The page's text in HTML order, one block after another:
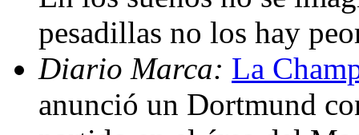
pesadillas no los hay
Diario Marca: La
anunció un Dortmund